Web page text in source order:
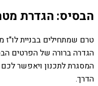
הבסיס: הגדרת
טרם שמתחילים בבניית לו"ז
הגדרה ברורה של הפרטים
המסגרת לתכנון ויאפשר
הדרך.